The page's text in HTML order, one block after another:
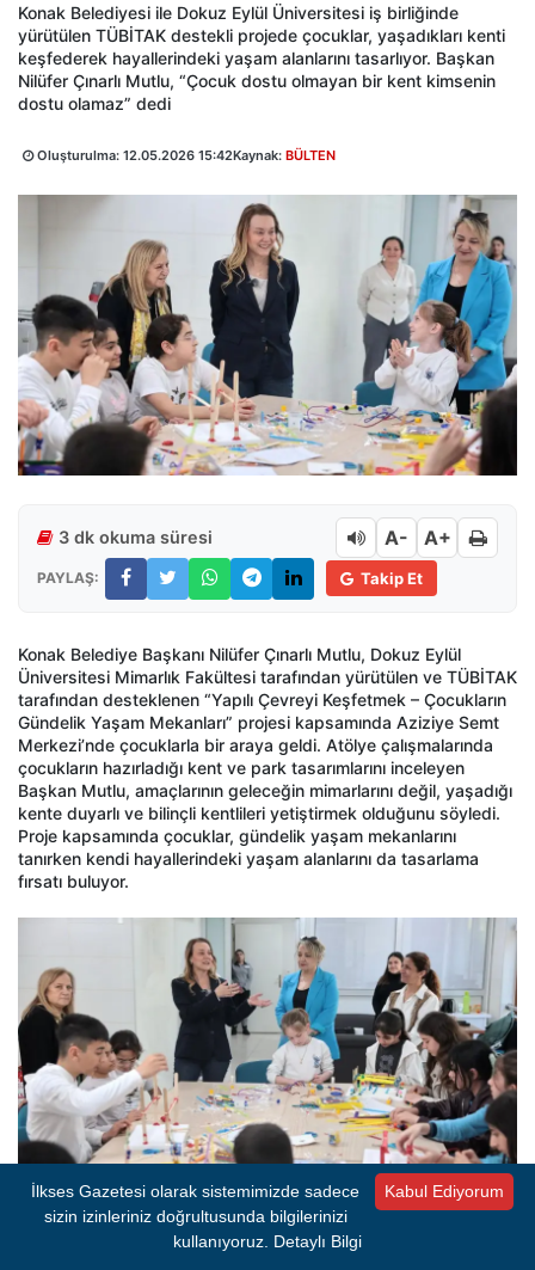
Konak Belediyesi ile Dokuz Eylül Üniversitesi iş birliğinde
yürütülen TÜBİTAK destekli projede çocuklar, yaşadıkları kenti
keşfederek hayallerindeki yaşam alanlarını tasarlıyor. Başkan
Nilüfer Çınarlı Mutlu, “Çocuk dostu olmayan bir kent kimsenin
dostu olamaz” dedi
Oluşturulma: 12.05.2026 15:42Kaynak: BÜLTEN
3 dk okuma süresi A- A+
PAYLAŞ: Takip Et
Konak Belediye Başkanı Nilüfer Çınarlı Mutlu, Dokuz Eylül
Üniversitesi Mimarlık Fakültesi tarafından yürütülen ve TÜBİTAK
tarafından desteklenen “Yapılı Çevreyi Keşfetmek – Çocukların
Gündelik Yaşam Mekanları” projesi kapsamında Aziziye Semt
Merkezi’nde çocuklarla bir araya geldi. Atölye çalışmalarında
çocukların hazırladığı kent ve park tasarımlarını inceleyen
Başkan Mutlu, amaçlarının geleceğin mimarlarını değil, yaşadığı
kente duyarlı ve bilinçli kentlileri yetiştirmek olduğunu söyledi.
Proje kapsamında çocuklar, gündelik yaşam mekanlarını
tanırken kendi hayallerindeki yaşam alanlarını da tasarlama
fırsatı buluyor.
Başkan Mutlu: Amaç geleceğin bilinçli kentlilerini
Kabul Ediyorum
İlkses Gazetesi olarak sistemimizde sadece
sizin izinleriniz doğrultusunda bilgilerinizi
kullanıyoruz. Detaylı Bilgi